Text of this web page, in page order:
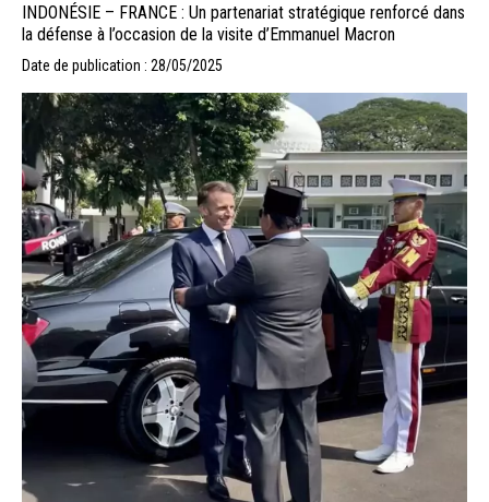
INDONÉSIE – FRANCE : Un partenariat stratégique renforcé dans
la défense à l’occasion de la visite d’Emmanuel Macron
Date de publication : 28/05/2025